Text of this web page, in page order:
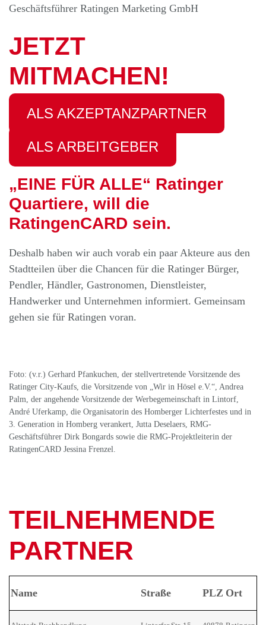
Geschäftsführer Ratingen Marketing GmbH
JETZT
MITMACHEN!
ALS AKZEPTANZPARTNER
ALS ARBEITGEBER
„EINE FÜR ALLE“ Ratinger
Quartiere, will die
RatingenCARD sein.
Deshalb haben wir auch vorab ein paar Akteure aus den
Stadtteilen über die Chancen für die Ratinger Bürger,
Pendler, Händler, Gastronomen, Dienstleister,
Handwerker und Unternehmen informiert. Gemeinsam
gehen sie für Ratingen voran.
Foto: (v.r.) Gerhard Pfankuchen, der stellvertretende Vorsitzende des
Ratinger City-Kaufs, die Vorsitzende von „Wir in Hösel e.V.“, Andrea
Palm, der angehende Vorsitzende der Werbegemeinschaft in Lintorf,
André Uferkamp, die Organisatorin des Homberger Lichterfestes und in
3. Generation in Homberg verankert, Jutta Deselaers, RMG-
Geschäftsführer Dirk Bongards sowie die RMG-Projektleiterin der
RatingenCARD Jessina Frenzel.
TEILNEHMENDE
PARTNER
Name Straße PLZ Ort